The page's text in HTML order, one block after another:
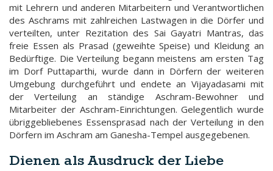
mit Lehrern und anderen Mitarbeitern und Verantwortlichen
des Aschrams mit zahlreichen Lastwagen in die Dörfer und
verteilten, unter Rezitation des Sai Gayatri Mantras, das
freie Essen als Prasad (geweihte Speise) und Kleidung an
Bedürftige. Die Verteilung begann meistens am ersten Tag
im Dorf Puttaparthi, wurde dann in Dörfern der weiteren
Umgebung durchgeführt und endete an Vijayadasami mit
der Verteilung an ständige Aschram-Bewohner und
Mitarbeiter der Aschram-Einrichtungen. Gelegentlich wurde
übriggebliebenes Essensprasad nach der Verteilung in den
Dörfern im Aschram am Ganesha-Tempel ausgegebenen.
Dienen als Ausdruck der Liebe